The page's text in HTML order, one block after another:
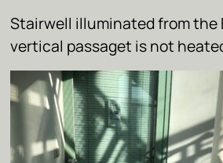
Stairwell illuminated from the
vertical passaget is not